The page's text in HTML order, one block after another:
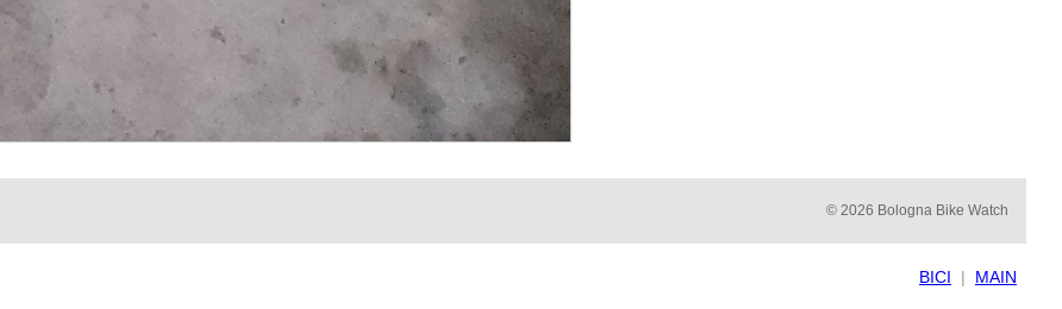
© 2026 Bologna Bike Watch
BICI | MAIN